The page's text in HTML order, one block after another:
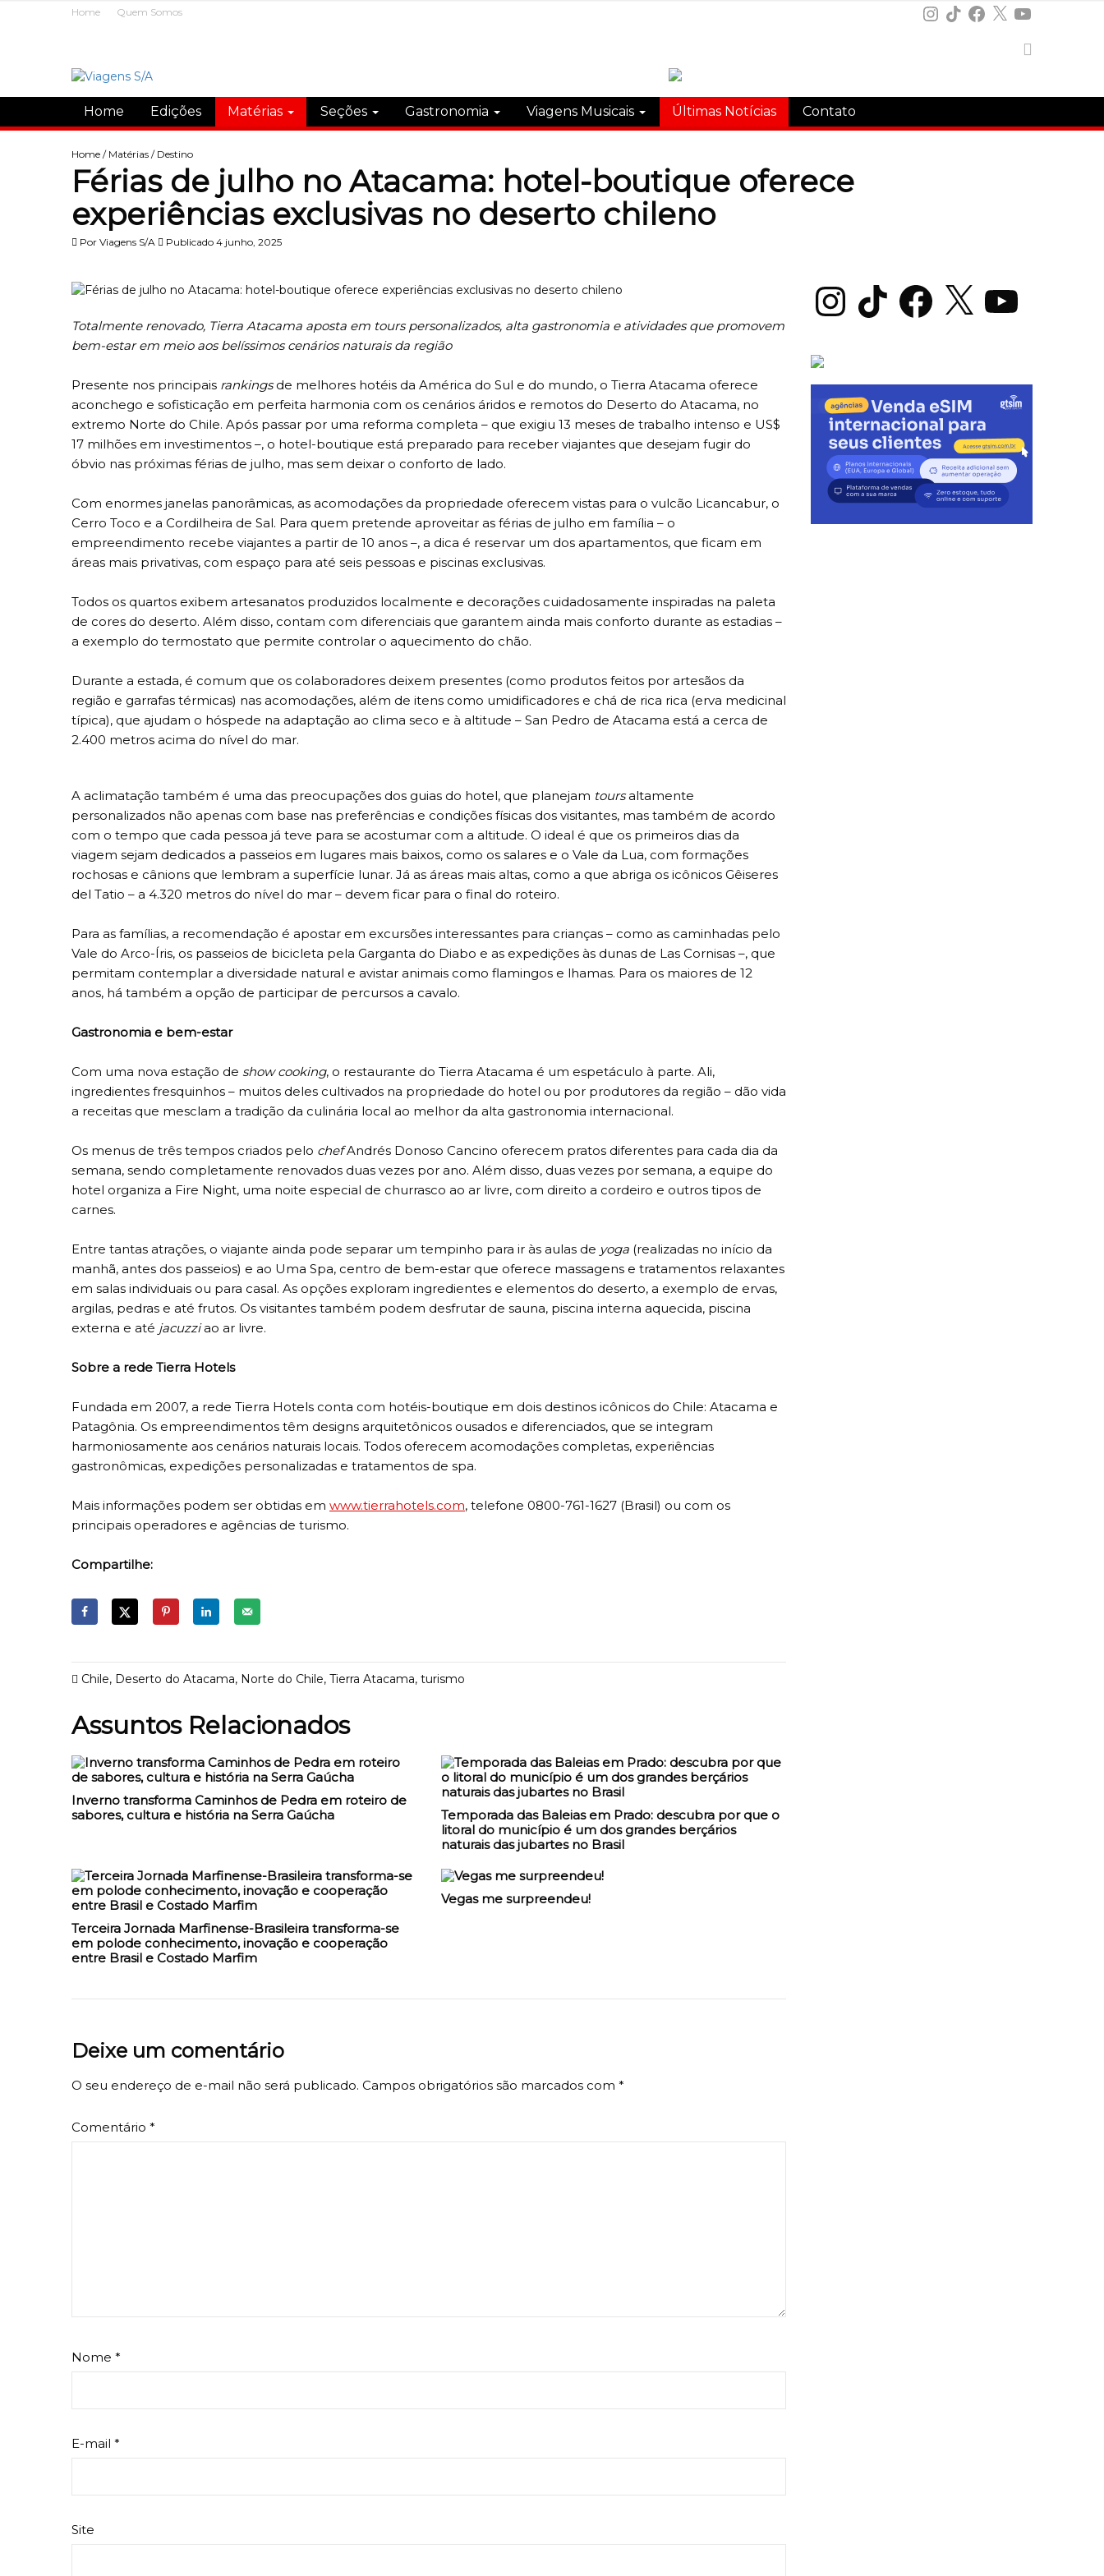
Home Quem Somos Instagram
TikTokFacebook
X YouTube
Home Edições Matérias Seções Gastronomia Viagens Musicais Últimas Notícias Contato
Home / Matérias / Destino
Férias de julho no Atacama: hotel-boutique oferece
experiências exclusivas no deserto chileno
Por Viagens S/A Publicado 4 junho, 2025
Totalmente renovado, Tierra Atacama aposta em tours personalizados, alta gastronomia e atividades que promovem
bem-estar em meio aos belíssimos cenários naturais da região
Presente nos principais rankingsde melhores hotéis da América do Sul e do mundo, o Tierra Atacama oferece
aconchego e sofisticação em perfeita harmonia com os cenários áridos e remotos do Deserto do Atacama, no
extremo Norte do Chile. Após passar por uma reforma completa – que exigiu 13 meses de trabalho intenso e US$
17 milhões em investimentos –, o hotel-boutique está preparado para receber viajantes que desejam fugir do
óbvio nas próximas férias de julho, mas sem deixar o conforto de lado.
Com enormes janelas panorâmicas, as acomodações da propriedade oferecem vistas para o vulcão Licancabur, o
Cerro Toco e a Cordilheira de Sal. Para quem pretende aproveitar as férias de julho em família – o
empreendimento recebe viajantes a partir de 10 anos –, a dica é reservar um dos apartamentos, que ficam em
áreas mais privativas, com espaço para até seis pessoas e piscinas exclusivas.
Todos os quartos exibem artesanatos produzidos localmente e decorações cuidadosamente inspiradas na paleta
de cores do deserto. Além disso, contam com diferenciais que garantem ainda mais conforto durante as estadias –
a exemplo do termostato que permite controlar o aquecimento do chão.
Durante a estada, é comum que os colaboradores deixem presentes (como produtos feitos por artesãos da
região e garrafas térmicas) nas acomodações, além de itens como umidificadores e chá de rica rica (erva medicinal
típica), que ajudam o hóspede na adaptação ao clima seco e à altitude – San Pedro de Atacama está a cerca de
2.400 metros acima do nível do mar.
A aclimatação também é uma das preocupações dos guias do hotel, que planejam toursaltamente
personalizados não apenas com base nas preferências e condições físicas dos visitantes, mas também de acordo
com o tempo que cada pessoa já teve para se acostumar com a altitude. O ideal é que os primeiros dias da
viagem sejam dedicados a passeios em lugares mais baixos, como os salares e o Vale da Lua, com formações
rochosas e cânions que lembram a superfície lunar. Já as áreas mais altas, como a que abriga os icônicos Gêiseres
del Tatio – a 4.320 metros do nível do mar – devem ficar para o final do roteiro.
Para as famílias, a recomendação é apostar em excursões interessantes para crianças – como as caminhadas pelo
Vale do Arco-Íris, os passeios de bicicleta pela Garganta do Diabo e as expedições às dunas de Las Cornisas –, que
permitam contemplar a diversidade natural e avistar animais como flamingos e lhamas. Para os maiores de 12
anos, há também a opção de participar de percursos a cavalo.
Gastronomia e bem-estar
Com uma nova estação de show cooking, o restaurante do Tierra Atacama é um espetáculo à parte. Ali,
ingredientes fresquinhos – muitos deles cultivados na propriedade do hotel ou por produtores da região – dão vida
a receitas que mesclam a tradição da culinária local ao melhor da alta gastronomia internacional.
Os menus de três tempos criados pelo chefAndrés Donoso Cancino oferecem pratos diferentes para cada dia da
semana, sendo completamente renovados duas vezes por ano. Além disso, duas vezes por semana, a equipe do
hotel organiza a Fire Night, uma noite especial de churrasco ao ar livre, com direito a cordeiro e outros tipos de
carnes.
Entre tantas atrações, o viajante ainda pode separar um tempinho para ir às aulas de yoga (realizadas no início da
manhã, antes dos passeios) e ao Uma Spa, centro de bem-estar que oferece massagens e tratamentos relaxantes
em salas individuais ou para casal. As opções exploram ingredientes e elementos do deserto, a exemplo de ervas,
argilas, pedras e até frutos. Os visitantes também podem desfrutar de sauna, piscina interna aquecida, piscina
externa e até jacuzziao ar livre.
Sobre a rede Tierra Hotels
Fundada em 2007, a rede Tierra Hotels conta com hotéis-boutique em dois destinos icônicos do Chile: Atacama e
Patagônia. Os empreendimentos têm designs arquitetônicos ousados e diferenciados, que se integram
harmoniosamente aos cenários naturais locais. Todos oferecem acomodações completas, experiências
gastronômicas, expedições personalizadas e tratamentos de spa.
Mais informações podem ser obtidas em www.tierrahotels.com, telefone 0800-761-1627 (Brasil) ou com os
principais operadores e agências de turismo.
Compartilhe:
Chile, Deserto do Atacama, Norte do Chile, Tierra Atacama, turismo
Assuntos Relacionados
Inverno transforma Caminhos de Pedra em roteiro de
sabores, cultura e história na Serra Gaúcha
Temporada das Baleias em Prado: descubra por que o
litoral do município é um dos grandes berçários
naturais das jubartes no Brasil
Terceira Jornada Marfinense-Brasileira transforma-se
em polode conhecimento, inovação e cooperação
entre Brasil e Costado Marfim
Vegas me surpreendeu!
Deixe um comentário
O seu endereço de e-mail não será publicado. Campos obrigatórios são marcados com *
Comentário *
Nome *
E-mail *
Site
InstagramTikTok Facebook
X YouTube